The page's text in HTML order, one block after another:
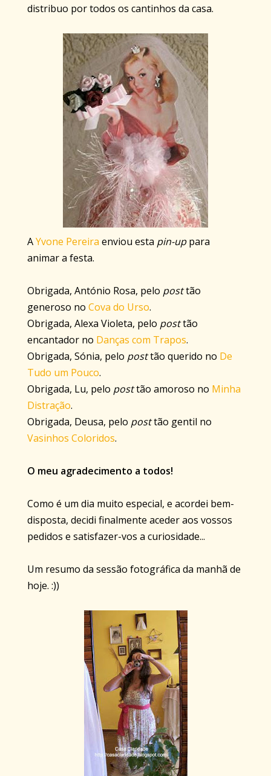
distribuo por todos os cantinhos da casa.
AYvone Pereira enviou esta pin-uppara
animar a festa.
Obrigada, António Rosa, pelo posttão
generoso no Cova do Urso.
Obrigada, Alexa Violeta, pelo posttão
encantador no Danças com Trapos.
Obrigada, Sónia, pelo posttão querido no De
Tudo um Pouco.
Obrigada, Lu, pelo posttão amoroso no Minha
Distração.
Obrigada, Deusa, pelo posttão gentil no
Vasinhos Coloridos.
O meu agradecimento a todos!
Como é um dia muito especial, e acordei bem-
disposta, decidi finalmente aceder aos vossos
pedidos e satisfazer-vos a curiosidade...
Um resumo da sessão fotográfica da manhã de
hoje. :))